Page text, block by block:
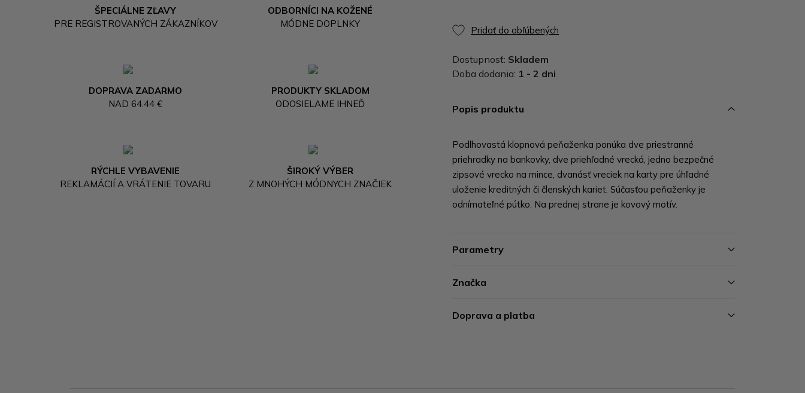
ŠPECIÁLNE ZĽAVY
PRE REGISTROVANÝCH ZÁKAZNÍKOV
ODBORNÍCI NA KOŽENÉ
MÓDNE DOPLNKY
DOPRAVA ZADARMO
NAD 64.44 €
PRODUKTY SKLADOM
ODOSIELAME IHNEĎ
RÝCHLE VYBAVENIE
REKLAMÁCIÍ A VRÁTENIE TOVARU
ŠIROKÝ VÝBER
Z MNOHÝCH MÓDNYCH ZNAČIEK
Pridať do obľúbených
Dostupnosť: Skladem
Doba dodania: 1 - 2 dni
Popis produktu
Podlhovastá klopnová peňaženka ponúka dve priestranné
priehradky na bankovky, dve priehľadné vrecká, jedno bezpečné
zipsové vrecko na mince, dvanásť vreciek na karty pre úhľadné
uloženie kreditných či členských kariet. Súčasťou peňaženky je
odnímateľné pútko. Na prednej strane je kovový motív.
Parametry
Značka
Doprava a platba